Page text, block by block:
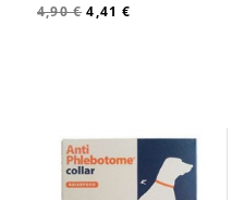
4,90 € 4,41 €